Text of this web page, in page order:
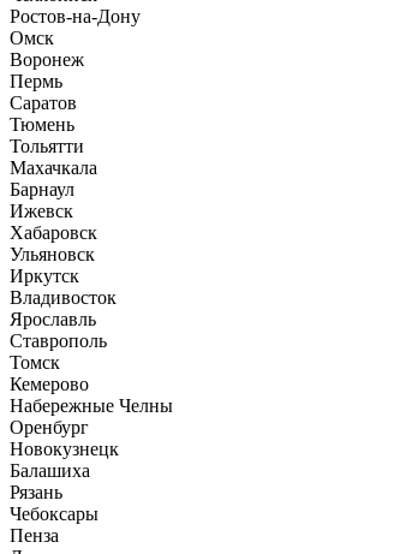
Ростов-на-Дону
Омск
Воронеж
Пермь
Саратов
Тюмень
Тольятти
Махачкала
Барнаул
Ижевск
Хабаровск
Ульяновск
Иркутск
Владивосток
Ярославль
Ставрополь
Томск
Кемерово
Набережные Челны
Оренбург
Новокузнецк
Балашиха
Рязань
Чебоксары
Пенза